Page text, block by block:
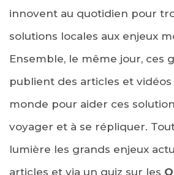
innovent au quotidien pour
solutions locales aux enjeux
Ensemble, le même jour, ces
publient des articles et vidéos
monde pour aider ces
voyager et à se répliquer.
lumière les grands enjeux
articles et via un quiz sur les